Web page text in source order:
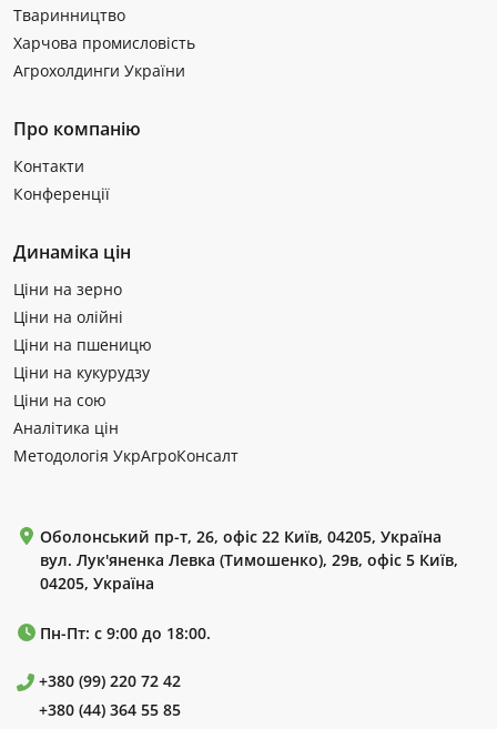
Тваринництво
Харчова промисловість
Агрохолдинги України
Про компанію
Контакти
Конференції
Динаміка цін
Ціни на зерно
Ціни на олійні
Ціни на пшеницю
Ціни на кукурудзу
Ціни на сою
Аналітика цін
Методологія УкрАгроКонсалт
Оболонський пр-т, 26, офіс 22 Київ, 04205, Україна
вул. Лук'яненка Левка (Тимошенко), 29в, офіс 5 Київ,
04205, Україна
Пн-Пт: с 9:00 до 18:00.
+380 (99) 220 72 42
+380 (44) 364 55 85